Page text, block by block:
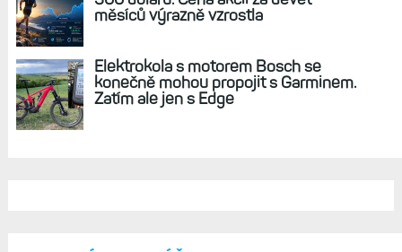
jedním slovem parádní, těžko něco
vytknout. Ale ta nositelnost